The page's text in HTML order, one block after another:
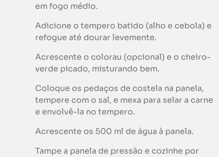
em fogo médio.
Adicione o tempero batido (alho e cebola) e
refogue até dourar levemente.
Acrescente o colorau (opcional) e o cheiro-
verde picado, misturando bem.
Coloque os pedaços de costela na panela,
tempere com o sal, e mexa para selar a carne
e envolvê-la no tempero.
Acrescente os 500 ml de água à panela.
Tampe a panela de pressão e cozinhe por